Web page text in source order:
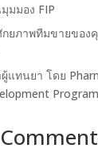
มมอง FIP
ยภาพทีมขายของ
ทนยา โดย